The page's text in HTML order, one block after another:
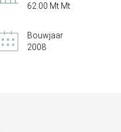
62.00 Mt Mt
Bouwjaar
2008